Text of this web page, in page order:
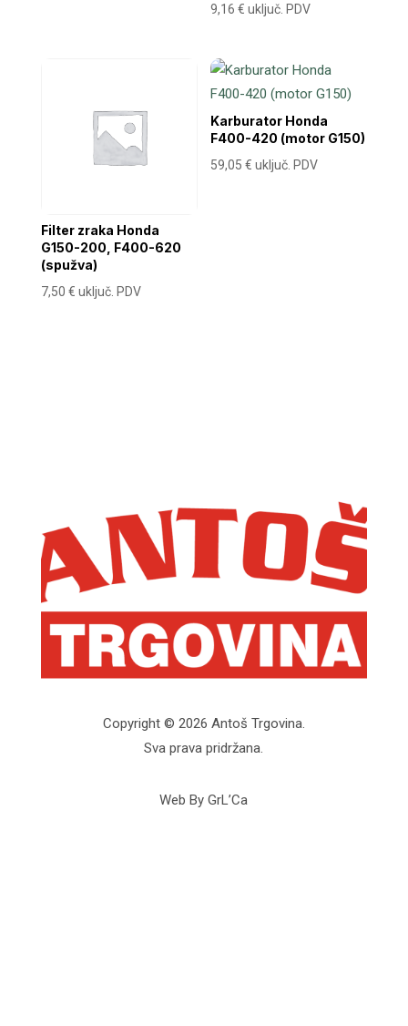
9,16€ uključ. PDV
Filter zraka Honda
G150-200, F400-620
(spužva)
7,50 € uključ. PDV
Karburator Honda
F400-420 (motor G150)
59,05€ uključ. PDV
Copyright © 2026 Antoš Trgovina.
Sva prava pridržana.
Web By GrL’Ca